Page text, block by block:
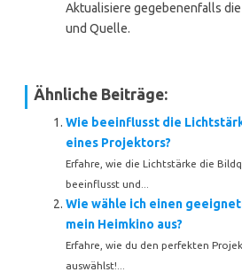
Aktualisiere gegebenenfalls
und Quelle.
Ähnliche Beiträge:
Wie beeinflusst die
eines Projektors?
Erfahre, wie die Lichtstärke die
beeinflusst und...
Wie wähle ich einen
mein Heimkino aus?
Erfahre, wie du den perfekten
auswählst!...